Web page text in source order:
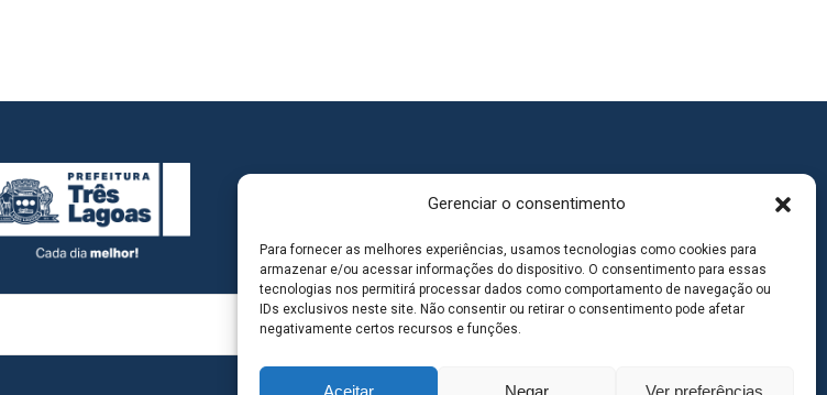
Gerenciar o consentimento
Para fornecer as melhores experiências, usamos tecnologias como cookies para
armazenar e/ou acessar informações do dispositivo. O consentimento para essas
tecnologias nos permitirá processar dados como comportamento de navegação ou
IDs exclusivos neste site. Não consentir ou retirar o consentimento pode afetar
negativamente certos recursos e funções.
Aceitar Negar Ver preferências